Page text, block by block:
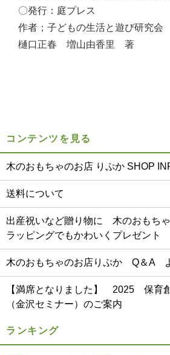
〇発行：庭プレス
作者；子どもの生活と遊び研
樋口正春 増山由香里 著
コンテンツを見る
木のおもちゃのお店 りぷか SHOP
送料について
出産祝いなど贈り物に 木のおもち
ラッピングでもかわいくプレゼント
木のおもちゃのお店りぷか Q＆A
【満席となりました】 2025 保育
（金沢セミナー）のご案内
ランキング